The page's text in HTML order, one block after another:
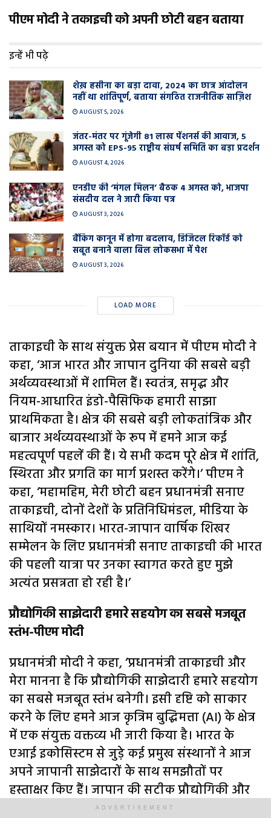
पीएम मोदी ने तकाइची को अपनी छोटी बहन बताया
इन्हें भी पढ़े
शेख़ हसीना का बड़ा दावा, 2024 का छात्र आंदोलन
नहीं था शांतिपूर्ण, बताया संगठित राजनीतिक साज़िश
AUGUST 5, 2026
जंतर-मंतर पर गूंजेगी 81 लाख पेंशनर्स की आवाज, 5
अगस्त को EPS-95 राष्ट्रीय संघर्ष समिति का बड़ा प्रदर्शन
AUGUST 4, 2026
एनडीए की ‘मंगल मिलन’ बैठक 4 अगस्त को, भाजपा
संसदीय दल ने जारी किया पत्र
AUGUST 3, 2026
बैंकिंग कानून में होगा बदलाव, डिजिटल रिकॉर्ड को
सबूत बनाने वाला बिल लोकसभा में पेश
AUGUST 3, 2026
LOAD MORE
ताकाइची के साथ संयुक्त प्रेस बयान में पीएम मोदी ने
कहा, ‘आज भारत और जापान दुनिया की सबसे बड़ी
अर्थव्यवस्थाओं में शामिल हैं। स्वतंत्र, समृद्ध और
नियम-आधारित इंडो-पैसिफिक हमारी साझा
प्राथमिकता है। क्षेत्र की सबसे बड़ी लोकतांत्रिक और
बाजार अर्थव्यवस्थाओं के रूप में हमने आज कई
महत्वपूर्ण पहलें की हैं। ये सभी कदम पूरे क्षेत्र में शांति,
स्थिरता और प्रगति का मार्ग प्रशस्त करेंगे।’ पीएम ने
कहा, ‘महामहिम, मेरी छोटी बहन प्रधानमंत्री सनाए
ताकाइची, दोनों देशों के प्रतिनिधिमंडल, मीडिया के
साथियों नमस्कार। भारत-जापान वार्षिक शिखर
सम्मेलन के लिए प्रधानमंत्री सनाए ताकाइची की भारत
की पहली यात्रा पर उनका स्वागत करते हुए मुझे
अत्यंत प्रसन्नता हो रही है।’
प्रौद्योगिकी साझेदारी हमारे सहयोग का सबसे मजबूत
स्तंभ-पीएम मोदी
प्रधानमंत्री मोदी ने कहा, ‘प्रधानमंत्री ताकाइची और
मेरा मानना है कि प्रौद्योगिकी साझेदारी हमारे सहयोग
का सबसे मजबूत स्तंभ बनेगी। इसी दृष्टि को साकार
करने के लिए हमने आज कृत्रिम बुद्धिमत्ता (AI) के क्षेत्र
में एक संयुक्त वक्तव्य भी जारी किया है। भारत के
एआई इकोसिस्टम से जुड़े कई प्रमुख संस्थानों ने आज
अपने जापानी साझेदारों के साथ समझौतों पर
हस्ताक्षर किए हैं। जापान की सटीक प्रौद्योगिकी और
भारत की सॉफ्टवेयर क्षमता का संगम वैश्विक एआई
ADVERTISEMENT